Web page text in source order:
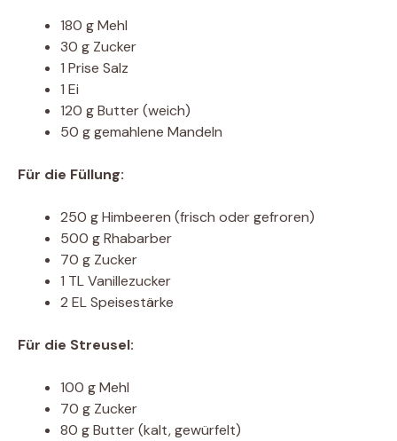
180 g Mehl
30 g Zucker
1 Prise Salz
1 Ei
120 g Butter (weich)
50 g gemahlene Mandeln
Für die Füllung:
250 g Himbeeren (frisch oder gefroren)
500 g Rhabarber
70 g Zucker
1 TL Vanillezucker
2 EL Speisestärke
Für die Streusel:
100 g Mehl
70 g Zucker
80 g Butter (kalt, gewürfelt)